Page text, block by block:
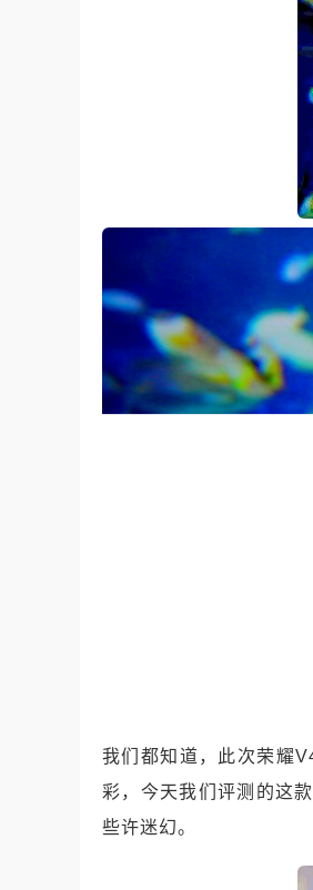
我们都知道，此次荣耀
彩，今天我们评测的这
些许迷幻。